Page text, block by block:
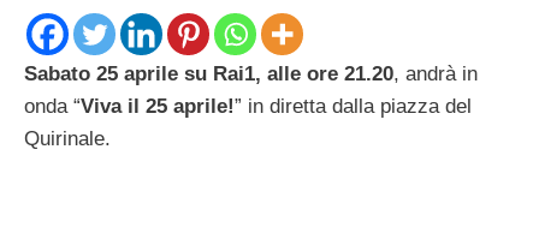
Sabato 25 aprile su Rai1, alle ore 21.20, andrà in
onda “Viva il 25 aprile!” in diretta dalla piazza del
Quirinale.